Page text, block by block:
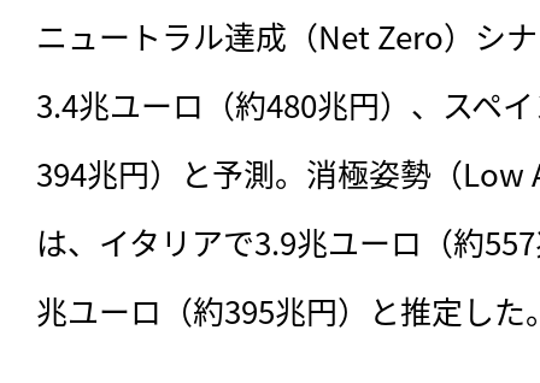
ニュートラル達成（Net Zero）シ
3.4兆ユーロ（約480兆円）、スペ
394兆円）と予測。消極姿勢（
は、イタリアで3.9兆ユーロ（約
兆ユーロ（約395兆円）と推定した